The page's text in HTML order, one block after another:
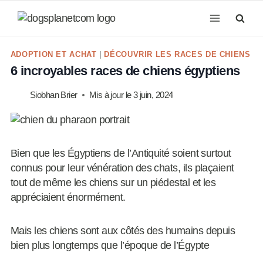
ADOPTION ET ACHAT DÉCOUVRIR LES RACES DE CHIENS
6 incroyables races de chiens égyptiens
Siobhan Brier Mis à jour le3 juin, 2024
Bien que les Égyptiens de l’Antiquité soient surtout
connus pour leur vénération des chats, ils plaçaient
tout de même les chiens sur un piédestal et les
appréciaient énormément.
Mais les chiens sont aux côtés des humains depuis
bien plus longtemps que l’époque de l’Égypte